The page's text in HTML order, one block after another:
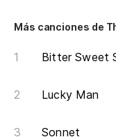
Más canciones de
Bitter Sweet
Lucky Man
Sonnet